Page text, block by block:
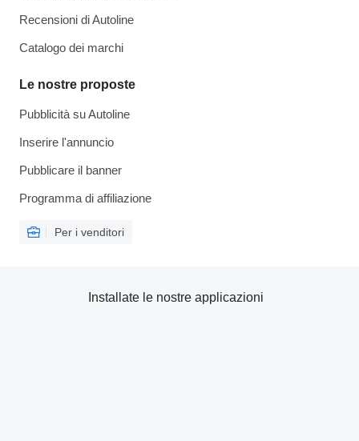
Recensioni di Autoline
Catalogo dei marchi
Le nostre proposte
Pubblicità su Autoline
Inserire l'annuncio
Pubblicare il banner
Programma di affiliazione
Per i venditori
Installate le nostre applicazioni